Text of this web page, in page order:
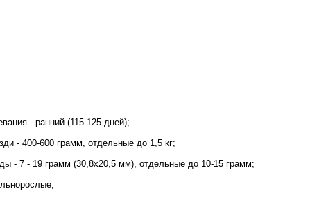
- ранний (115-125 дней);
- 400-600 грамм, отдельные до 1,5 кг;
- 7 - 19 грамм (30,8х20,5 мм), отдельные до 10-15 грамм;